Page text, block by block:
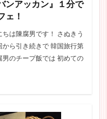
ンアッカン』１分で
ェ！
は陳腐男です！ さぬきう
ら引き続きで 韓国旅行第
男のチープ飯では 初めての